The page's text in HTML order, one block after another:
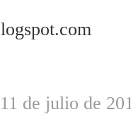
11 de julio de